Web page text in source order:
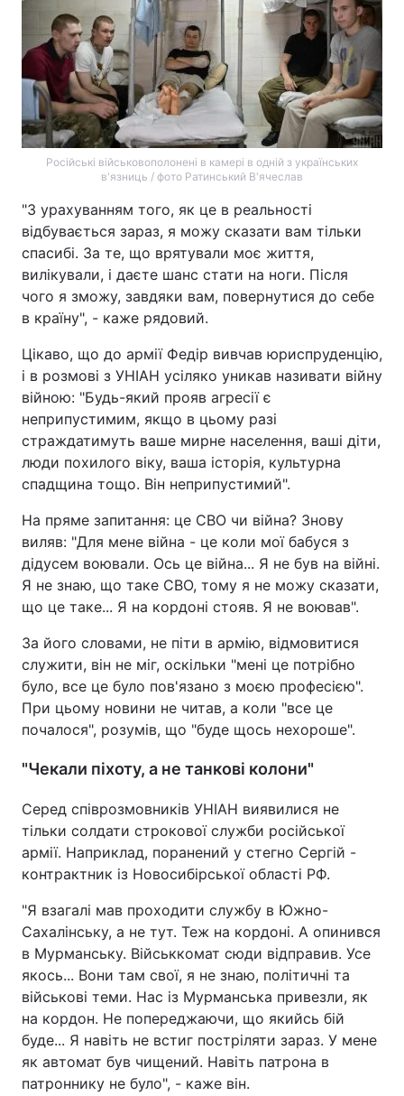
Російські військовополонені в камері в одній з українських
в'язниць / фото Ратинський В'ячеслав
"З урахуванням того, як це в реальності
відбувається зараз, я можу сказати вам тільки
спасибі. За те, що врятували моє життя,
вилікували, і даєте шанс стати на ноги. Після
чого я зможу, завдяки вам, повернутися до себе
в країну", - каже рядовий.
Цікаво, що до армії Федір вивчав юриспруденцію,
і в розмові з УНІАН усіляко уникав називати війну
війною: "Будь-який прояв агресії є
неприпустимим, якщо в цьому разі
страждатимуть ваше мирне населення, ваші діти,
люди похилого віку, ваша історія, культурна
спадщина тощо. Він неприпустимий".
На пряме запитання: це СВО чи війна? Знову
виляв: "Для мене війна - це коли мої бабуся з
дідусем воювали. Ось це війна... Я не був на війні.
Я не знаю, що таке СВО, тому я не можу сказати,
що це таке... Я на кордоні стояв. Я не воював".
За його словами, не піти в армію, відмовитися
служити, він не міг, оскільки "мені це потрібно
було, все це було пов'язано з моєю професією".
При цьому новини не читав, а коли "все це
почалося", розумів, що "буде щось нехороше".
"Чекали піхоту, а не танкові колони"
Серед співрозмовників УНІАН виявилися не
тільки солдати строкової служби російської
армії. Наприклад, поранений у стегно Сергій -
контрактник із Новосибірської області РФ.
"Я взагалі мав проходити службу в Южно-
Сахалінську, а не тут. Теж на кордоні. А опинився
в Мурманську. Військкомат сюди відправив. Усе
якось... Вони там свої, я не знаю, політичні та
військові теми. Нас із Мурманська привезли, як
на кордон. Не попереджаючи, що якийсь бій
буде... Я навіть не встиг постріляти зараз. У мене
як автомат був чищений. Навіть патрона в
патроннику не було", - каже він.